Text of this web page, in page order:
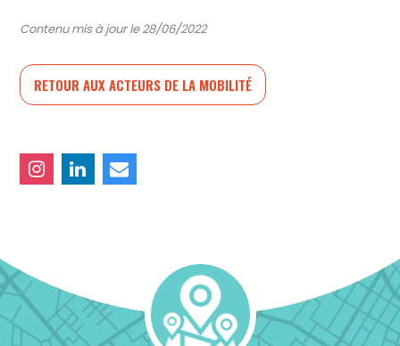
Contenu mis à jour le 28/06/2022
RETOUR AUX ACTEURS DE LA MOBILITÉ